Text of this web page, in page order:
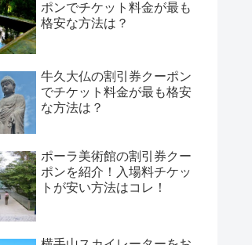
ポンでチケット料金が最も
格安な方法は？
牛久大仏の割引券クーポン
でチケット料金が最も格安
な方法は？
ポーラ美術館の割引券クー
ポンを紹介！入場料チケッ
トが安い方法はコレ！